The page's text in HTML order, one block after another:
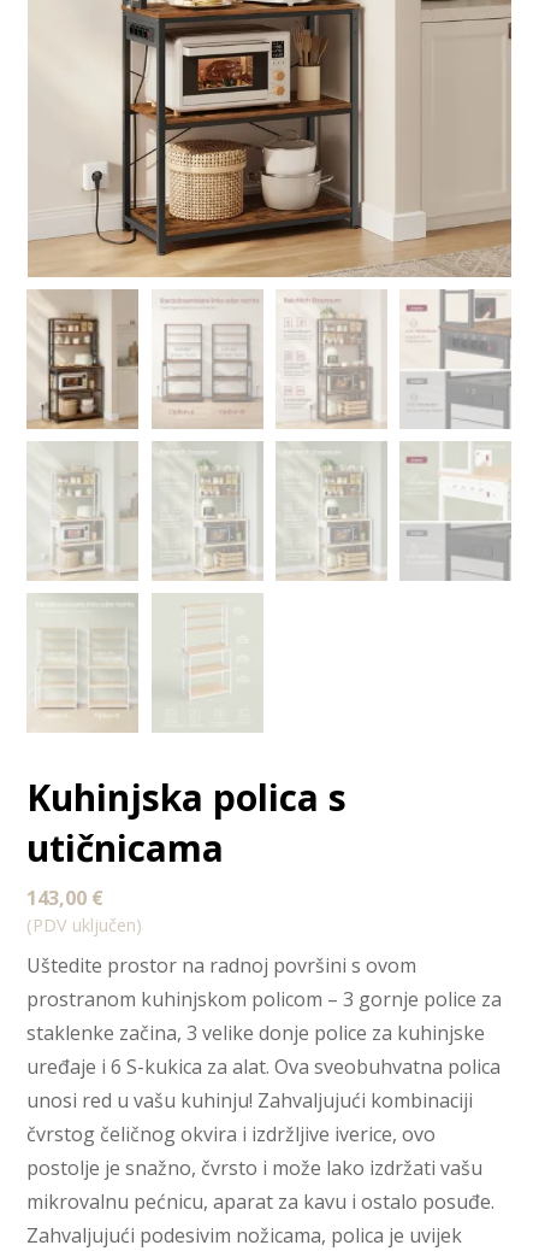
Kuhinjska polica s
utičnicama
143,00 €
(PDV uključen)
Uštedite prostor na radnoj površini s ovom
prostranom kuhinjskom policom – 3 gornje police za
staklenke začina, 3 velike donje police za kuhinjske
uređaje i 6 S-kukica za alat. Ova sveobuhvatna polica
unosi red u vašu kuhinju! Zahvaljujući kombinaciji
čvrstog čeličnog okvira i izdržljive iverice, ovo
postolje je snažno, čvrsto i može lako izdržati vašu
mikrovalnu pećnicu, aparat za kavu i ostalo posuđe.
Zahvaljujući podesivim nožicama, polica je uvijek